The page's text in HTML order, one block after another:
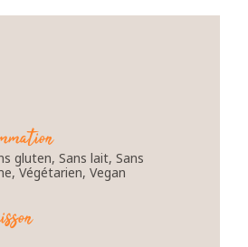
gluten, Sans lait, Sans
Végétarien, Vegan